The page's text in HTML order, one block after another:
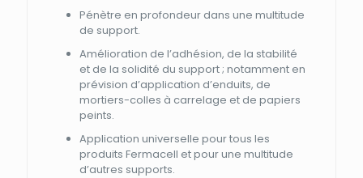
Pénètre en profondeur dans une multitude
de support.
Amélioration de l’adhésion, de la stabilité
et de la solidité du support ; notamment en
prévision d’application d’enduits, de
mortiers-colles à carrelage et de papiers
peints.
Application universelle pour tous les
produits Fermacell et pour une multitude
d’autres supports.